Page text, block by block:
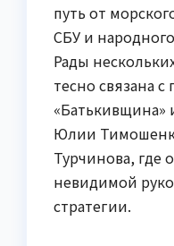
путь от
СБУ и
Рады
тесно связана
«Батькивщина»
Юлии
Турчинова, где
невидимой
стратегии.